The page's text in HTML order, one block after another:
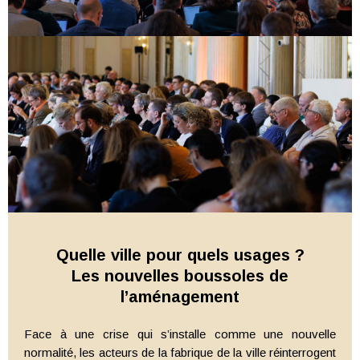
Quelle ville pour quels usages ?
Les nouvelles boussoles de
l’aménagement
Face à une crise qui s’installe comme une nouvelle
normalité, les acteurs de la fabrique de la ville réinterrogent